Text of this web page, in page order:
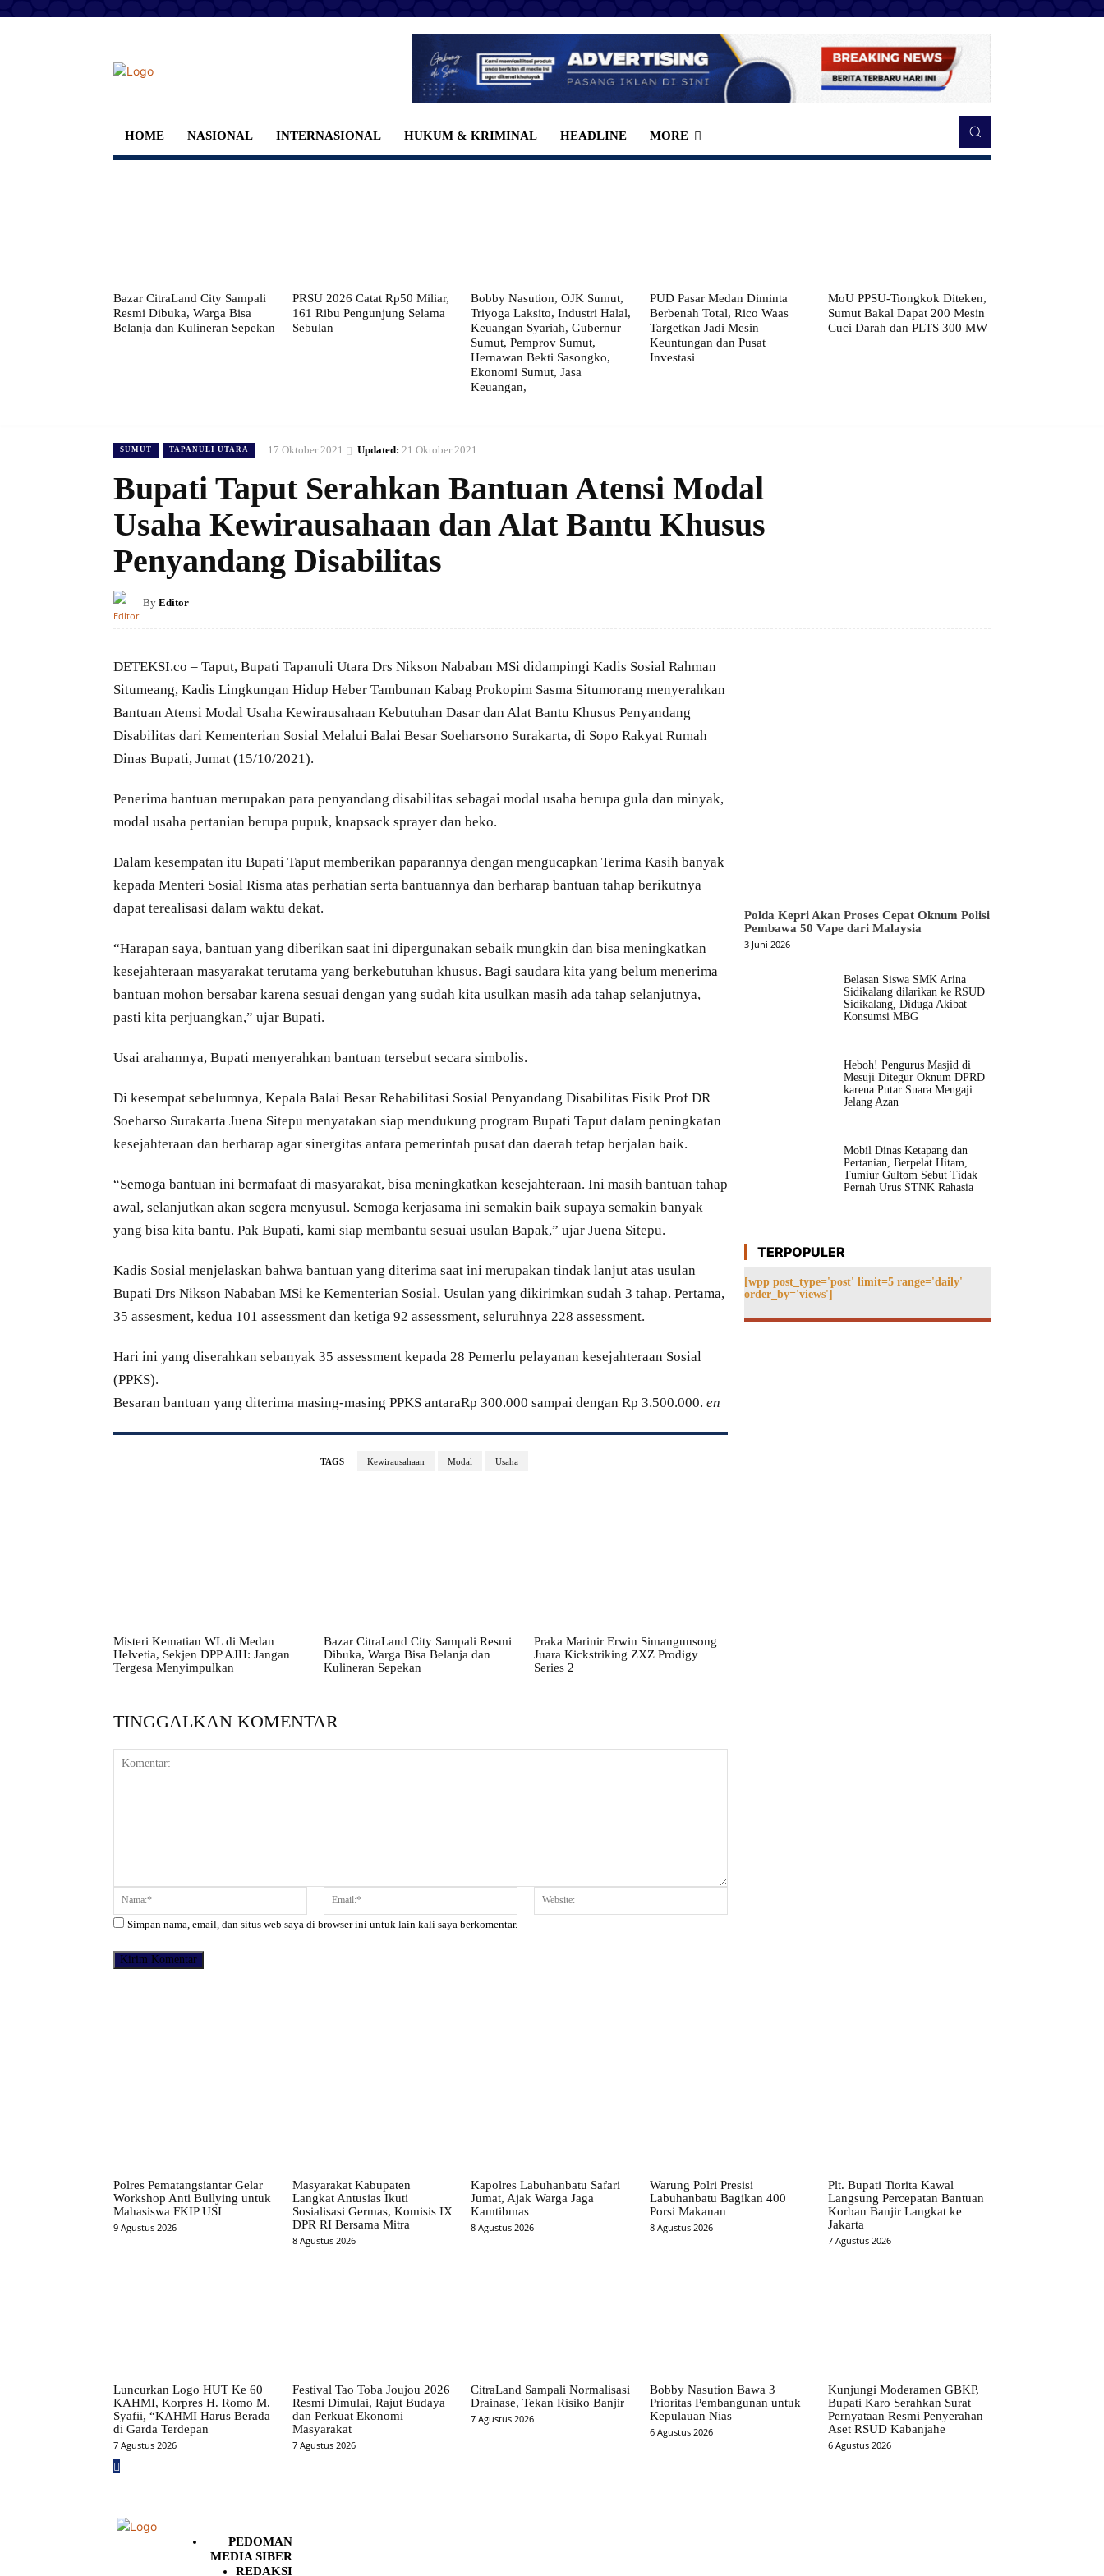
HOME NASIONAL INTERNASIONAL HUKUM & KRIMINAL HEADLINE MORE
Bazar CitraLand City Sampali
Resmi Dibuka, Warga Bisa
Belanja dan Kulineran Sepekan
PRSU 2026 Catat Rp50 Miliar,
161 Ribu Pengunjung Selama
Sebulan
Bobby Nasution, OJK Sumut,
Triyoga Laksito, Industri Halal,
Keuangan Syariah, Gubernur
Sumut, Pemprov Sumut,
Hernawan Bekti Sasongko,
Ekonomi Sumut, Jasa
Keuangan,
PUD Pasar Medan Diminta
Berbenah Total, Rico Waas
Targetkan Jadi Mesin
Keuntungan dan Pusat
Investasi
MoU PPSU-Tiongkok Diteken,
Sumut Bakal Dapat 200 Mesin
Cuci Darah dan PLTS 300 MW
SUMUT TAPANULI UTARA 17 Oktober 2021 Updated: 21 Oktober 2021
Bupati Taput Serahkan Bantuan Atensi Modal
Usaha Kewirausahaan dan Alat Bantu Khusus
Penyandang Disabilitas
By Editor
DETEKSI.co – Taput, Bupati Tapanuli Utara Drs Nikson Nababan MSi didampingi Kadis Sosial Rahman
Situmeang, Kadis Lingkungan Hidup Heber Tambunan Kabag Prokopim Sasma Situmorang menyerahkan
Bantuan Atensi Modal Usaha Kewirausahaan Kebutuhan Dasar dan Alat Bantu Khusus Penyandang
Disabilitas dari Kementerian Sosial Melalui Balai Besar Soeharsono Surakarta, di Sopo Rakyat Rumah
Dinas Bupati, Jumat (15/10/2021).
Penerima bantuan merupakan para penyandang disabilitas sebagai modal usaha berupa gula dan minyak,
modal usaha pertanian berupa pupuk, knapsack sprayer dan beko.
Dalam kesempatan itu Bupati Taput memberikan paparannya dengan mengucapkan Terima Kasih banyak
kepada Menteri Sosial Risma atas perhatian serta bantuannya dan berharap bantuan tahap berikutnya
dapat terealisasi dalam waktu dekat.
“Harapan saya, bantuan yang diberikan saat ini dipergunakan sebaik mungkin dan bisa meningkatkan
kesejahteraan masyarakat terutama yang berkebutuhan khusus. Bagi saudara kita yang belum menerima
bantuan mohon bersabar karena sesuai dengan yang sudah kita usulkan masih ada tahap selanjutnya,
pasti kita perjuangkan,” ujar Bupati.
Usai arahannya, Bupati menyerahkan bantuan tersebut secara simbolis.
Di kesempat sebelumnya, Kepala Balai Besar Rehabilitasi Sosial Penyandang Disabilitas Fisik Prof DR
Soeharso Surakarta Juena Sitepu menyatakan siap mendukung program Bupati Taput dalam peningkatan
kesejahteraan dan berharap agar sinergitas antara pemerintah pusat dan daerah tetap berjalan baik.
“Semoga bantuan ini bermafaat di masyarakat, bisa meningkatkan kesejahteraan. Ini masih bantuan tahap
awal, selanjutkan akan segera menyusul. Semoga kerjasama ini semakin baik supaya semakin banyak
yang bisa kita bantu. Pak Bupati, kami siap membantu sesuai usulan Bapak,” ujar Juena Sitepu.
Kadis Sosial menjelaskan bahwa bantuan yang diterima saat ini merupakan tindak lanjut atas usulan
Bupati Drs Nikson Nababan MSi ke Kementerian Sosial. Usulan yang dikirimkan sudah 3 tahap. Pertama,
35 assesment, kedua 101 assessment dan ketiga 92 assessment, seluruhnya 228 assessment.
Hari ini yang diserahkan sebanyak 35 assessment kepada 28 Pemerlu pelayanan kesejahteraan Sosial
(PPKS).
Besaran bantuan yang diterima masing-masing PPKS antaraRp 300.000 sampai dengan Rp 3.500.000. en
TAGS Kewirausahaan Modal Usaha
Misteri Kematian WL di Medan
Helvetia, Sekjen DPP AJH: Jangan
Tergesa Menyimpulkan
Bazar CitraLand City Sampali Resmi
Dibuka, Warga Bisa Belanja dan
Kulineran Sepekan
Praka Marinir Erwin Simangunsong
Juara Kickstriking ZXZ Prodigy
Series 2
TINGGALKAN KOMENTAR
Komentar: Nama:* Email:*
Simpan nama, email, dan situs web saya di browser ini untuk lain kali saya berkomentar.
Polda Kepri Akan Proses Cepat Oknum Polisi
Pembawa 50 Vape dari Malaysia
3 Juni 2026
Belasan Siswa SMK Arina
Sidikalang dilarikan ke RSUD
Sidikalang, Diduga Akibat
Konsumsi MBG
Heboh! Pengurus Masjid di
Mesuji Ditegur Oknum DPRD
karena Putar Suara Mengaji
Jelang Azan
Mobil Dinas Ketapang dan
Pertanian, Berpelat Hitam,
Tumiur Gultom Sebut Tidak
Pernah Urus STNK Rahasia
TERPOPULER
[wpp post_type='post' limit=5 range='daily'
order_by='views']
Polres Pematangsiantar Gelar
Workshop Anti Bullying untuk
Mahasiswa FKIP USI
9 Agustus 2026
Masyarakat Kabupaten
Langkat Antusias Ikuti
Sosialisasi Germas, Komisis IX
DPR RI Bersama Mitra
8 Agustus 2026
Kapolres Labuhanbatu Safari
Jumat, Ajak Warga Jaga
Kamtibmas
8 Agustus 2026
Warung Polri Presisi
Labuhanbatu Bagikan 400
Porsi Makanan
8 Agustus 2026
Plt. Bupati Tiorita Kawal
Langsung Percepatan Bantuan
Korban Banjir Langkat ke
Jakarta
7 Agustus 2026
Luncurkan Logo HUT Ke 60
KAHMI, Korpres H. Romo M.
Syafii, “KAHMI Harus Berada
di Garda Terdepan
7 Agustus 2026
Festival Tao Toba Joujou 2026
Resmi Dimulai, Rajut Budaya
dan Perkuat Ekonomi
Masyarakat
7 Agustus 2026
CitraLand Sampali Normalisasi
Drainase, Tekan Risiko Banjir
7 Agustus 2026
Bobby Nasution Bawa 3
Prioritas Pembangunan untuk
Kepulauan Nias
6 Agustus 2026
Kunjungi Moderamen GBKP,
Bupati Karo Serahkan Surat
Pernyataan Resmi Penyerahan
Aset RSUD Kabanjahe
6 Agustus 2026
PEDOMAN
MEDIA SIBER
REDAKSI